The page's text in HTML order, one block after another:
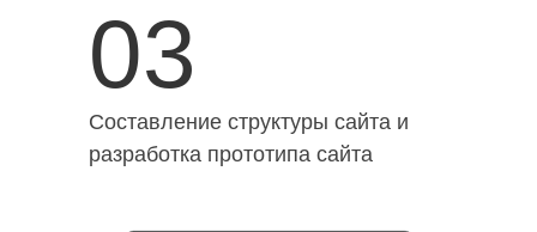
03
Составление структуры сайта и
разработка прототипа сайта